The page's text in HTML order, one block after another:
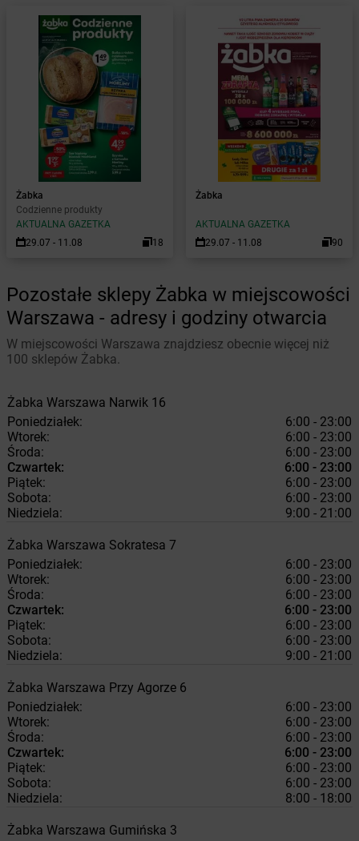
Żabka
Codzienne produkty
AKTUALNA GAZETKA
29.07 - 11.08
18
Żabka
AKTUALNA GAZETKA
29.07 - 11.08
90
Pozostałe sklepy Żabka w miejscowości
Warszawa - adresy i godziny otwarcia
W miejscowości Warszawa znajdziesz obecnie więcej niż
100 sklepów Żabka.
Żabka Warszawa Narwik 16
Poniedziałek:
6:00 - 23:00
Wtorek:
6:00 - 23:00
Środa:
6:00 - 23:00
Czwartek:
6:00 - 23:00
Piątek:
6:00 - 23:00
Sobota:
6:00 - 23:00
Niedziela:
9:00 - 21:00
Żabka Warszawa Sokratesa 7
Poniedziałek:
6:00 - 23:00
Wtorek:
6:00 - 23:00
Środa:
6:00 - 23:00
Czwartek:
6:00 - 23:00
Piątek:
6:00 - 23:00
Sobota:
6:00 - 23:00
Niedziela:
9:00 - 21:00
Żabka Warszawa Przy Agorze 6
Poniedziałek:
6:00 - 23:00
Wtorek:
6:00 - 23:00
Środa:
6:00 - 23:00
Czwartek:
6:00 - 23:00
Piątek:
6:00 - 23:00
Sobota:
6:00 - 23:00
Niedziela:
8:00 - 18:00
Żabka Warszawa Gumińska 3